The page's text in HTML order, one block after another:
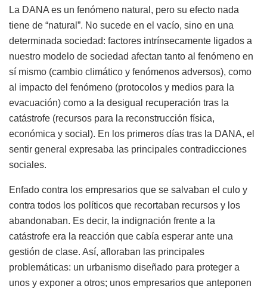
La DANA es un fenómeno natural, pero su efecto nada
tiene de “natural”. No sucede en el vacío, sino en una
determinada sociedad: factores intrínsecamente ligados a
nuestro modelo de sociedad afectan tanto al fenómeno en
sí mismo (cambio climático y fenómenos adversos), como
al impacto del fenómeno (protocolos y medios para la
evacuación) como a la desigual recuperación tras la
catástrofe (recursos para la reconstrucción física,
económica y social). En los primeros días tras la DANA, el
sentir general expresaba las principales contradicciones
sociales.
Enfado contra los empresarios que se salvaban el culo y
contra todos los políticos que recortaban recursos y los
abandonaban. Es decir, la indignación frente a la
catástrofe era la reacción que cabía esperar ante una
gestión de clase. Así, afloraban las principales
problemáticas: un urbanismo diseñado para proteger a
unos y exponer a otros; unos empresarios que anteponen